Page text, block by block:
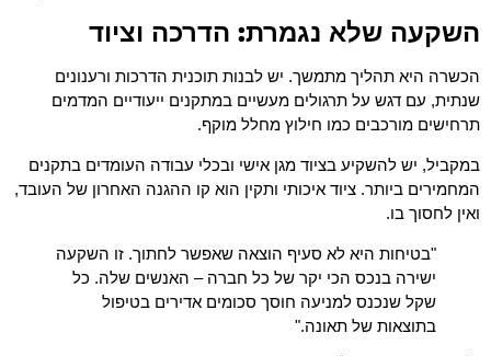
השקעה שלא נגמרת: הדרכה וציוד
הכשרה היא תהליך מתמשך. יש לבנות תוכנית הדרכות ורענונים
שנתית, עם דגש על תרגולים מעשיים במתקנים ייעודיים המדמים
תרחישים מורכבים כמו חילוץ מחלל מוקף.
במקביל, יש להשקיע בציוד מגן אישי ובכלי עבודה העומדים בתקנים
המחמירים ביותר. ציוד איכותי ותקין הוא קו ההגנה האחרון של העובד,
ואין לחסוך בו.
"בטיחות היא לא סעיף הוצאה שאפשר לחתוך. זו השקעה
ישירה בנכס הכי יקר של כל חברה – האנשים שלה. כל
שקל שנכנס למניעה חוסך סכומים אדירים בטיפול
בתוצאות של תאונה."